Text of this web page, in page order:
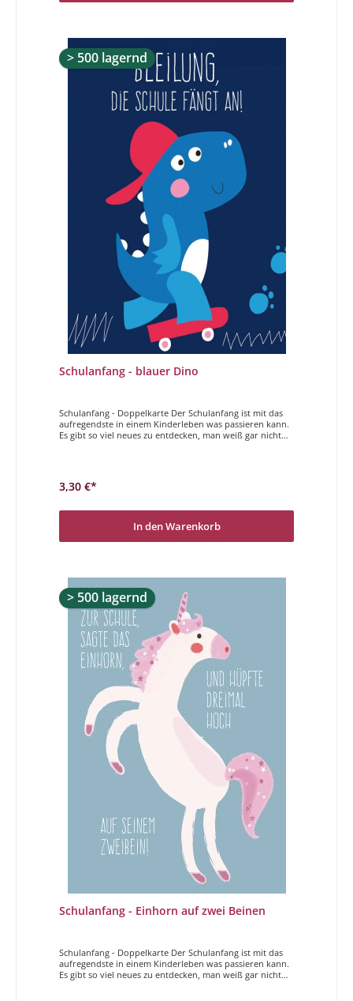
> 500 lagernd
Schulanfang - blauer Dino
Schulanfang - Doppelkarte Der Schulanfang ist mit das
aufregendste in einem Kinderleben was passieren kann.
Es gibt so viel neues zu entdecken, man weiß gar nicht
3,30 €*
In den Warenkorb
> 500 lagernd
Schulanfang - Einhorn auf zwei Beinen
Schulanfang - Doppelkarte Der Schulanfang ist mit das
aufregendste in einem Kinderleben was passieren kann.
Es gibt so viel neues zu entdecken, man weiß gar nicht